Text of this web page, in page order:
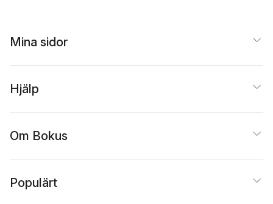
Mina sidor
Hjälp
Om Bokus
Populärt